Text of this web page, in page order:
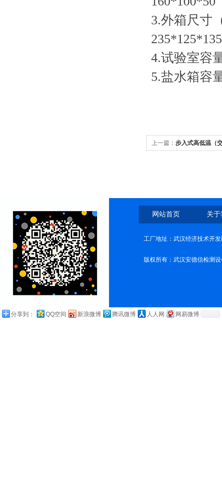
3.外箱尺寸
4.试验室
5.盐水
上一篇： 步入式高低温（
网站首页 关
工厂地址：武汉经济技术开
版权所有：武汉安德信检测
分享到： QQ空间 新浪微博 腾讯微博 人人网 网易微博